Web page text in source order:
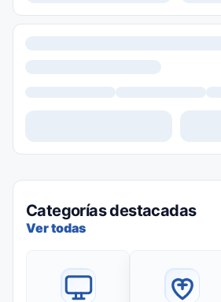
Categorías destacadas
Ver todas